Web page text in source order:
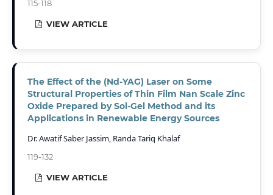
115-118
VIEW ARTICLE
The Effect of the (Nd-YAG) Laser on Some
Structural Properties of Thin Film Nan Scale Zinc
Oxide Prepared by Sol-Gel Method and its
Applications in Renewable Energy Sources
Dr. Awatif Saber Jassim, Randa Tariq Khalaf
119-132
VIEW ARTICLE